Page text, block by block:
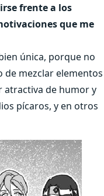
frente a los
que me
única, porque no
de mezclar elementos
atractiva de humor y
pícaros, y en otros